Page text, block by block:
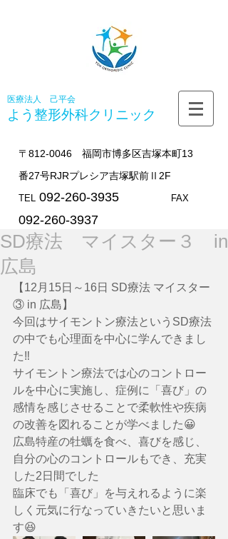
医療法人 己平会
よう整形外科クリニック
〒812-0046 福岡市博多区吉塚本町13
番27号RJRプレシア吉塚駅前Ⅱ2F
TEL 092-260-3935 FAX
092-260-3937
SD療法 マイスター３ in
広島
【12月15日～16日 SD療法 マイスター
③ in 広島】
今回はサイモントン療法というSD療法
の中でも心理面を中心に学んできまし
た‼️
サイモントン療法では心のコントロー
ルを中心に実施し、症例に「喜び」の
感情を感じさせることで柔軟性や疾病
の改善を図れることが学べました😀
広島特産の牡蠣を食べ、喜びを感じ、
自分の心のコントロールもでき、充実
した2日間でした
臨床でも「喜び」を与えれるように楽
しく元気に行なっていきたいと思いま
す😆